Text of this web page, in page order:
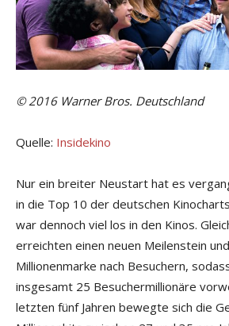
©2016 Warner Bros. Deutschland
Quelle: Insidekino
Nur ein breiter Neustart hat es
in die Top 10 der deutschen
war dennoch viel los in den Kinos.
erreichten einen neuen Meilenstein
Millionenmarke nach Besuchern,
insgesamt 25 Besuchermillionäre
letzten fünf Jahren bewegte sich die